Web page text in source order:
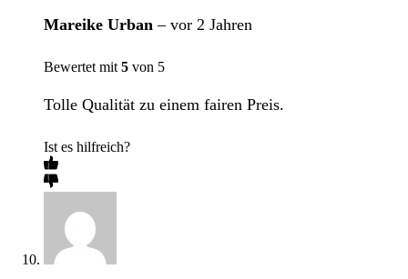
Mareike Urban– vor 2 Jahren
Bewertet mit 5 von 5
Tolle Qualität zu einem fairen Preis.
Ist es hilfreich?